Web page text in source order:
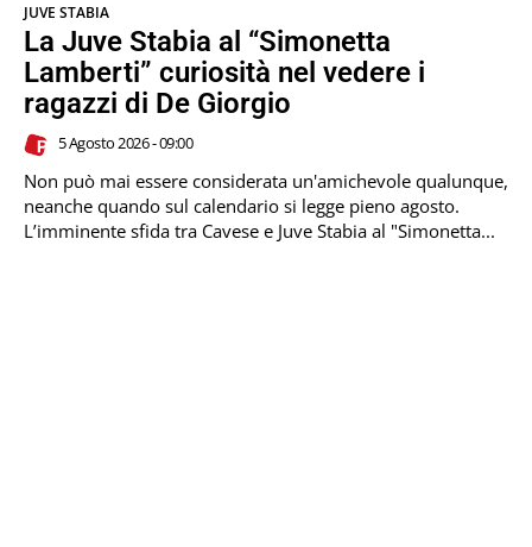
JUVE STABIA
La Juve Stabia al “Simonetta
Lamberti” curiosità nel vedere i
ragazzi di De Giorgio
5 Agosto 2026 - 09:00
Non può mai essere considerata un'amichevole qualunque,
neanche quando sul calendario si legge pieno agosto.
L’imminente sfida tra Cavese e Juve Stabia al "Simonetta...